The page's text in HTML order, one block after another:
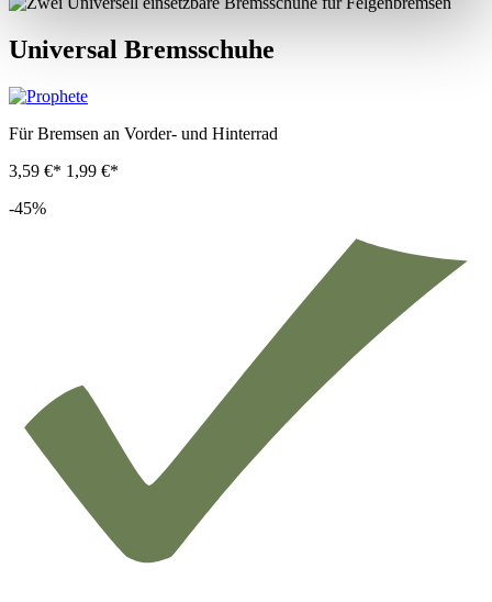
Universal Bremsschuhe
Für Bremsen an Vorder- und Hinterrad
3,59 €* 1,99 €*
-45%